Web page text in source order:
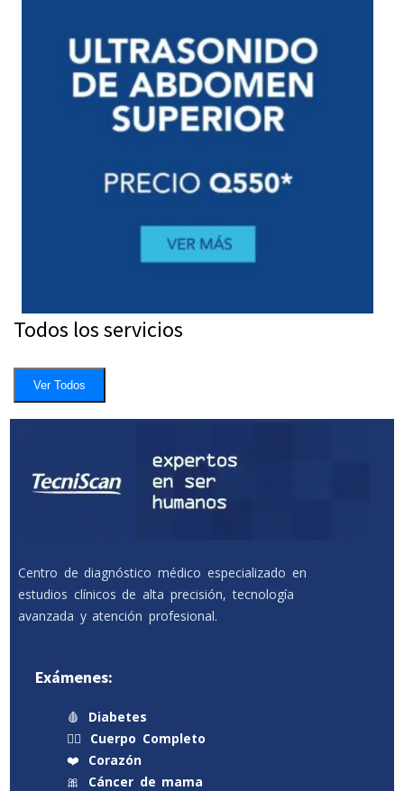
Todos los servicios
Ver Todos
Centro de diagnóstico médico especializado en
estudios clínicos de alta precisión, tecnología
avanzada y atención profesional.
Exámenes:
🩸
Diabetes
🧍‍♂️
Cuerpo Completo
❤️
Corazón
🎀
Cáncer de mama